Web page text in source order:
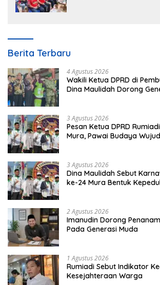
Berita Terbaru
4 Agustus 2026
Wakili Ketua DPRD di
Dina Maulidah Dorong
3 Agustus 2026
Pesan Ketua DPRD
Mura, Pawai Budaya
3 Agustus 2026
Dina Maulidah Sebut
ke-24 Mura Bentuk
2 Agustus 2026
Imanudin Dorong
Pada Generasi Muda
1 Agustus 2026
Rumiadi Sebut Indikator
Kesejahteraan Warga